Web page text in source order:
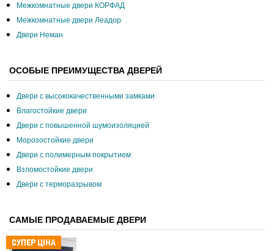
Межкомнатные двери КОРФАД
Межкомнатные двери Леадор
Двери Неман
ОСОБЫЕ ПРЕИМУЩЕСТВА ДВЕРЕЙ
Двери с высококачественными замками
Влагостойкие двери
Двери с повышенной шумоизоляцией
Морозостойкие двери
Двери с полимерным покрытием
Взломостойкие двери
Двери с терморазрывом
САМЫЕ ПРОДАВАЕМЫЕ ДВЕРИ